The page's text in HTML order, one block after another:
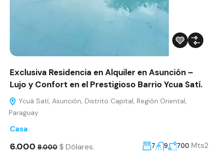
Exclusiva Residencia en Alquiler en Asunción –
Lujo y Confort en el Prestigioso Barrio Ycua Satí.
Ycuá Satí, Asunción, Distrito Capital, Región Oriental,
Paraguay
Casa
6.000 8.000 $ Dólares. 7 9 700 Mts2